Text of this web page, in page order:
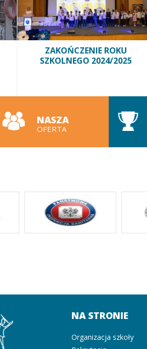
ZAKOŃCZENIE ROKU
SZKOLNEGO 2024/2025
NASZA
OFERTA
NA STRONIE
Organizacja szkoły